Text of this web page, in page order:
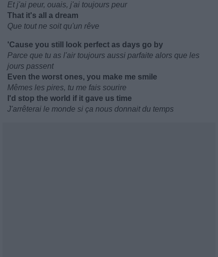
Et j'ai peur, ouais, j'ai toujours peur
That it's all a dream
Que tout ne soit qu'un rêve
'Cause you still look perfect as days go by
Parce que tu as l'air toujours aussi parfaite alors que les
jours passent
Even the worst ones, you make me smile
Mêmes les pires, tu me fais sourire
I'd stop the world if it gave us time
J'arrêterai le monde si ça nous donnait du temps